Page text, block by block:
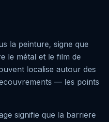
la peinture, signe que
le métal et le film de
localise autour des
— les points
signifie que la barriere